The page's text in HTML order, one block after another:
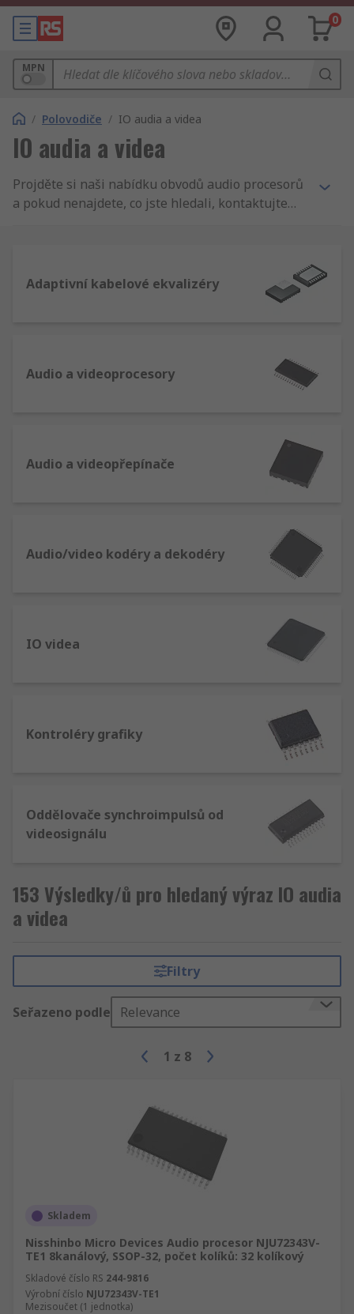
0
MPN
/ Polovodiče / IO audia a videa
IO audia a videa
Projděte si naši nabídku obvodů audio procesorů
a pokud nenajdete, co jste hledali, kontaktujte
všechny naše novinky pěkně na jednom místě.
Adaptivní kabelové ekvalizéry
Audio a videoprocesory
Audio a videopřepínače
Audio/video kodéry a dekodéry
IO videa
Kontroléry grafiky
Oddělovače synchroimpulsů od
videosignálu
153 Výsledky/ů pro hledaný výraz IO audia
a videa
Filtry
Seřazeno podle Relevance
1 z 8
Skladem
Nisshinbo Micro Devices Audio procesor NJU72343V-
TE1 8kanálový, SSOP-32, počet kolíků: 32 kolíkový
Skladové číslo RS 244-9816
Výrobní číslo NJU72343V-TE1
Mezisoučet (1 jednotka)